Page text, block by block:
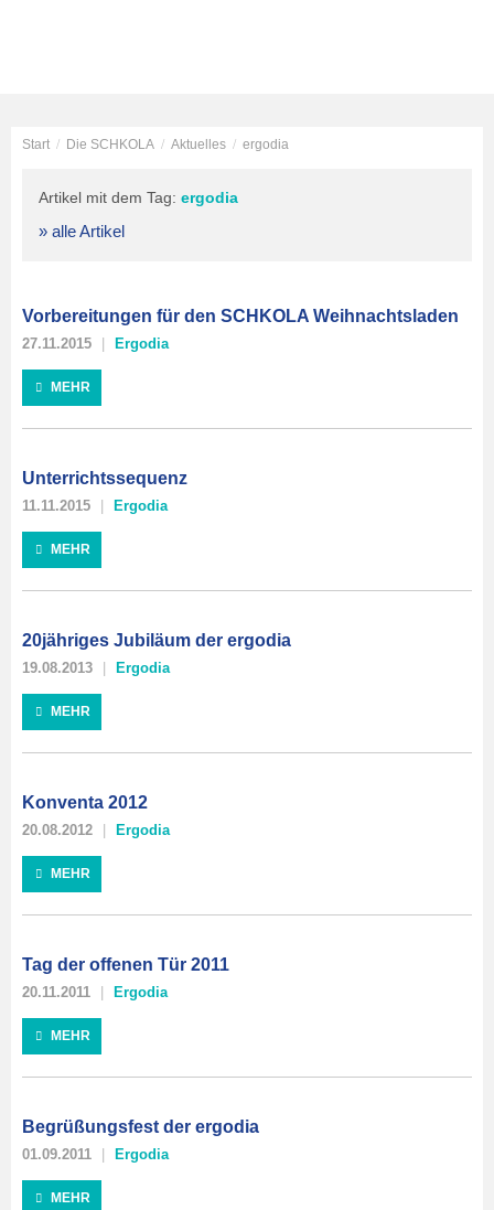
Start / Die SCHKOLA / Aktuelles / ergodia
Artikel mit dem Tag: ergodia
» alle Artikel
Vorbereitungen für den SCHKOLA Weihnachtsladen
27.11.2015 Ergodia
MEHR
Unterrichtssequenz
11.11.2015 Ergodia
MEHR
20jähriges Jubiläum der ergodia
19.08.2013 Ergodia
MEHR
Konventa 2012
20.08.2012 Ergodia
MEHR
Tag der offenen Tür 2011
20.11.2011 Ergodia
MEHR
Begrüßungsfest der ergodia
01.09.2011 Ergodia
MEHR